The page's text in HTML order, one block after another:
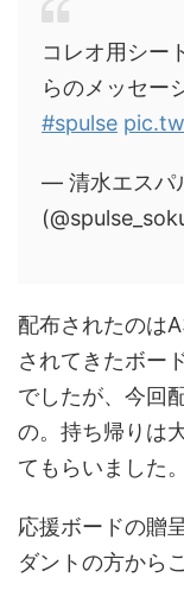
コレオ用シー
らのメッセー
#spulse
— 清水エスパ
配布されたのは
されてきたボー
でしたが、今回
の。持ち帰りは
てもらいました。
応援ボードの贈
ダントの方から